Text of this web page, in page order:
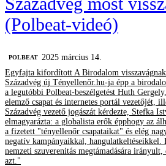
(Polbeat-videó)
‎POLBEAT
2025 március 14.
Egyfajta kifordított A Birodalom
Századvég új Tényellenőr.hu-ja épp a
a legutóbbi Polbeat-beszélgetést Huth
elemző csapat és internetes portál vezetőjét,
Századvég vezető jogászát kérdezte, Stefka
elmagyarázta: a globalista erők épphogy az
a fizetett "tényellenőr csapataikat" és elég
negatív kampányaikkal,
nemzeti szuverenitás megtámadására
azt."